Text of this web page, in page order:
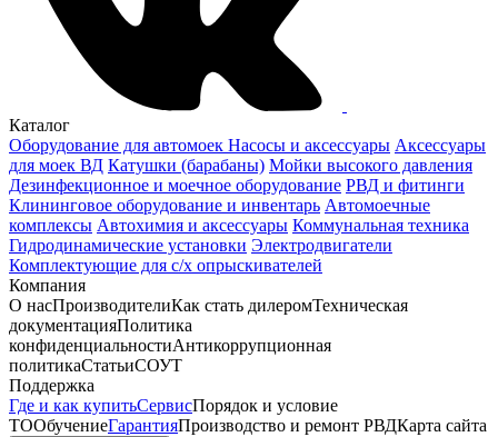
Каталог
Оборудование для автомоек Насосы и аксессуары Аксессуары
для моек ВД Катушки (барабаны) Мойки высокого давления
Дезинфекционное и моечное оборудование РВД и фитинги
Клининговое оборудование и инвентарь Автомоечные
комплексы Автохимия и аксессуары Коммунальная техника
Гидродинамические установки Электродвигатели
Комплектующие для с/х опрыскивателей
Компания
О насПроизводителиКак стать дилеромТехническая
документацияПолитика
конфиденциальностиАнтикоррупционная
политикаСтатьиСОУТ
Поддержка
Где и как купитьСервисПорядок и условие
ТООбучениеГарантияПроизводство и ремонт РВДКарта сайта